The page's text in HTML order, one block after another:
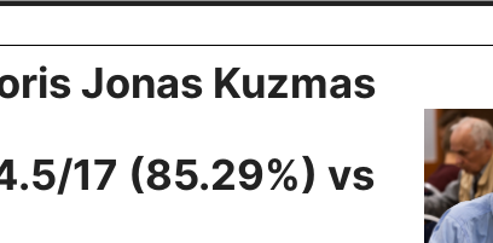
Jonas Kuzmas
17 (85.29%) vs